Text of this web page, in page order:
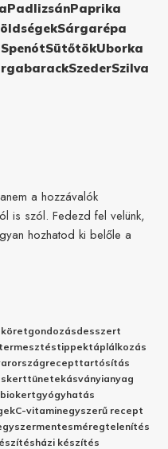
PadlizsánPaprika
Sárgarépa
SpenótSütőtökUborka
SzederSzilva
a hozzávalók
is szól. Fedezd fel velünk,
hozhatod ki belőle a
köretgondozásdesszert
termesztéstippektáplálkozás
recepttartósítás
kerttünetekásványianyag
biokertgyógyhatás
C-vitaminegyszerű recept
méregtelenítés
házi készítés